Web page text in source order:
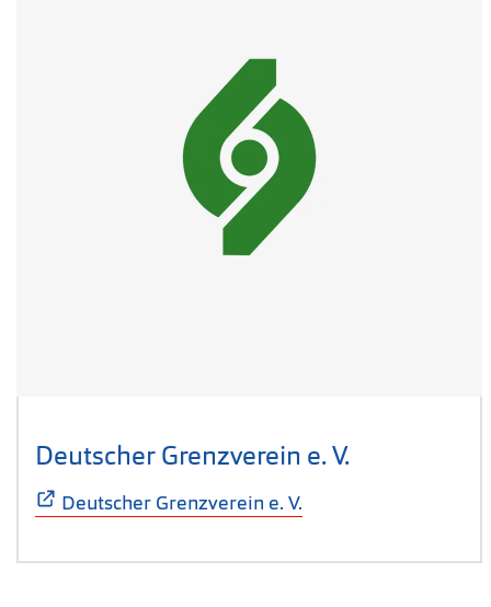
Deutscher Grenzverein e. V.
Deutscher Grenzverein e. V.